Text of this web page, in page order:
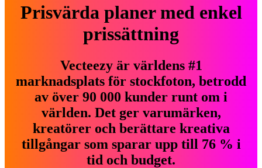
Prisvärda planer med enkel
prissättning
Vecteezy är världens #1
marknadsplats för stockfoton, betrodd
av över 90 000 kunder runt om i
världen. Det ger varumärken,
kreatörer och berättare kreativa
tillgångar som sparar upp till 76 % i
tid och budget.